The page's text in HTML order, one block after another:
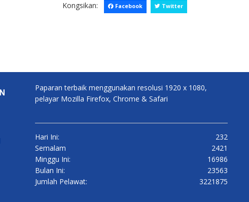
Kongsikan: Facebook Twitter
Paparan terbaik menggunakan resolusi 1920 x 1080,
pelayar Mozilla Firefox, Chrome & Safari
Hari Ini:
232
Semalam
2421
Minggu Ini:
16986
Bulan Ini:
23563
Jumlah Pelawat:
3221875